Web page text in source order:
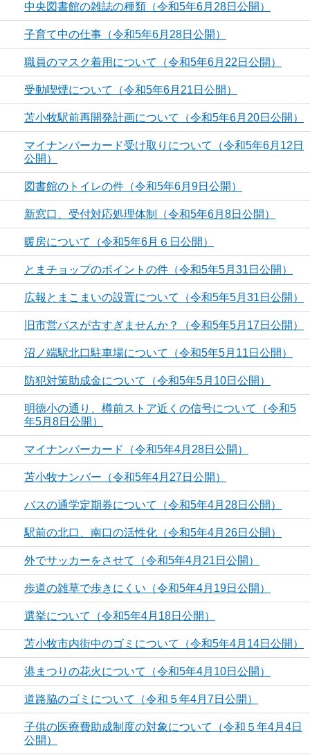
中央図書館の雑誌の種類（令和5年6月28日公開）
子育て中の仕事（令和5年6月28日公開）
職員のマスク着用について（令和5年6月22日公開）
受動喫煙について（令和5年6月21日公開）
苫小牧駅前再開発計画について（令和5年6月20日公開）
マイナンバーカード受け取りについて（令和5年6月12日
公開）
図書館のトイレの件（令和5年6月9日公開）
新窓口、受付対応処理体制（令和5年6月8日公開）
暖房について（令和5年6月６日公開）
とまチョップのポイントの件（令和5年5月31日公開）
広報とまこまいの設置について（令和5年5月31日公開）
旧市営バスが古すぎませんか？（令和5年5月17日公開）
沼ノ端駅北口駐車場について（令和5年5月11日公開）
防犯対策助成金について（令和5年5月10日公開）
明徳小の通り、樽前ストア近くの信号について（令和5
年5月8日公開）
マイナンバーカード（令和5年4月28日公開）
苫小牧ナンバー（令和5年4月27日公開）
バスの通学定期券について（令和5年4月28日公開）
駅前の北口、南口の活性化（令和5年4月26日公開）
外でサッカーをさせて（令和5年4月21日公開）
歩道の雑草で歩きにくい（令和5年4月19日公開）
選挙について（令和5年4月18日公開）
苫小牧市内街中のゴミについて（令和5年4月14日公開）
港まつりの花火について（令和5年4月10日公開）
道路脇のゴミについて（令和５年4月7日公開）
子供の医療費助成制度の対象について（令和５年4月4日
公開）